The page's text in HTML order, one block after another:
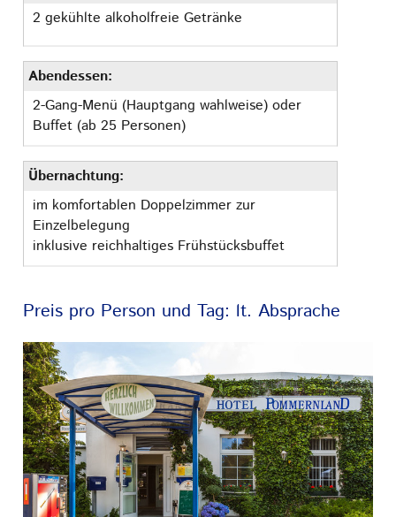
2 gekühlte alkoholfreie Getränke
Abendessen:
2-Gang-Menü (Hauptgang wahlweise) oder
Buffet (ab 25 Personen)
Übernachtung:
im komfortablen Doppelzimmer zur
Einzelbelegung
inklusive reichhaltiges Frühstücksbuffet
Preis pro Person und Tag: lt. Absprache